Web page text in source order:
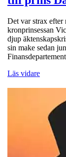
Det var strax efter
kronprinsessan
djup
sin make sedan
Läs vidare